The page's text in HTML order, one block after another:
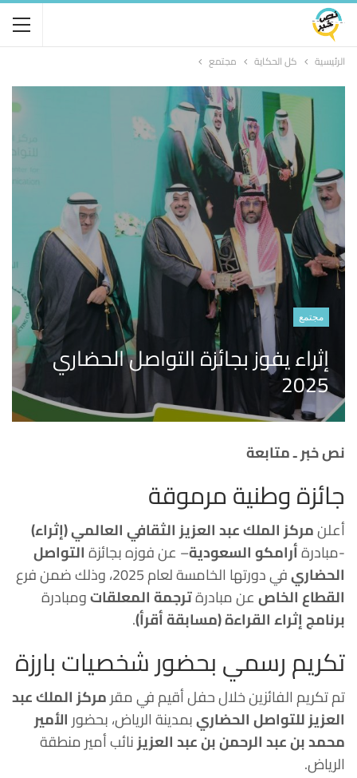
الرئيسية كل الحكاية مجتمع
مجتمع
إثراء يفوز بجائزة التواصل الحضاري
2025
نص خبر ـ متابعة
جائزة وطنية مرموقة
أعلنمركز الملك عبد العزيز الثقافي العالمي (إثراء)
-مبادرةأرامكو السعودية– عن فوزه بجائزةالتواصل
الحضاريفي دورتها الخامسة لعام 2025، وذلك ضمن فرع
القطاع الخاصعن مبادرةترجمة المعلقاتومبادرة
برنامج إثراء القراءة (مسابقة أقرأ).
تكريم رسمي بحضور شخصيات بارزة
تم تكريم الفائزين خلال حفل أقيم في مقرمركز الملك عبد
العزيز للتواصل الحضاريبمدينة الرياض، بحضورالأمير
محمد بن عبد الرحمن بن عبد العزيزنائب أمير منطقة
الرياض.